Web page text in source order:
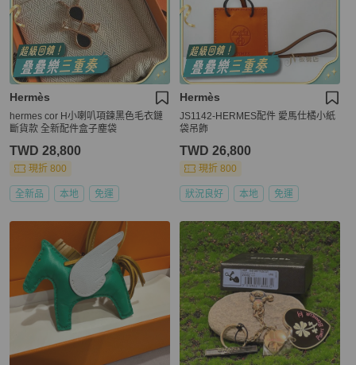
Hermès
hermes cor H小喇叭項鍊黑色毛衣鏈
斷貨款 全新配件盒子塵袋
TWD 28,800
現折 800
全新品 本地 免運
Hermès
JS1142-HERMES配件 愛馬仕橘小紙
袋吊飾
TWD 26,800
現折 800
狀況良好 本地 免運